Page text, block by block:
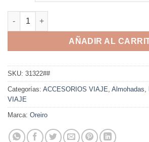
Set viaje Oreiro - 31322 cantidad
AÑADIR AL
SKU: 31322##
Categorías: ACCESORIOS VIAJE Almohadas
VIAJE
Marca: Oreiro